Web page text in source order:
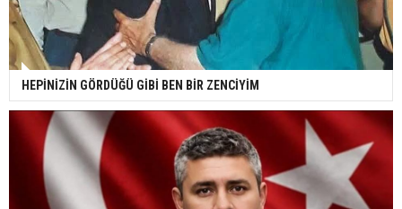
HEPİNİZİN GÖRDÜĞÜ GİBİ BEN BİR ZENCİYİM